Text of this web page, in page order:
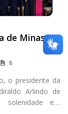
de Minas
6
o presidente da
Arlindo de
solenidade em